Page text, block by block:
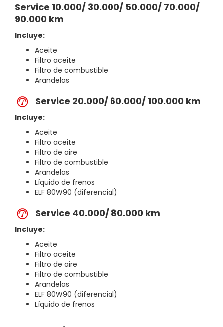
Service 10.000/ 30.000/ 50.000/ 70.000/
90.000 km
Incluye:
Aceite
Filtro aceite
Filtro de combustible
Arandelas
Service 20.000/ 60.000/ 100.000 km
Incluye:
Aceite
Filtro aceite
Filtro de aire
Filtro de combustible
Arandelas
Líquido de frenos
ELF 80W90 (diferencial)
Service 40.000/ 80.000 km
Incluye:
Aceite
Filtro aceite
Filtro de aire
Filtro de combustible
Arandelas
ELF 80W90 (diferencial)
Líquido de frenos